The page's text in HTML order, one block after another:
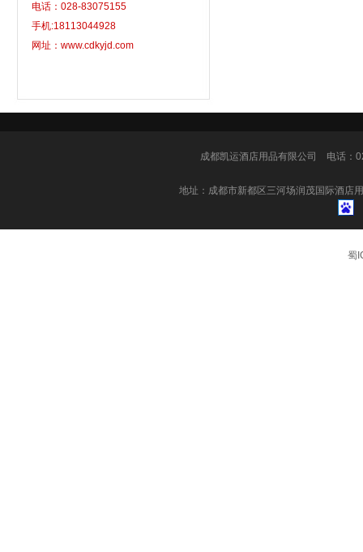
电话：028-83075155
手机:18113044928
网址：www.cdkyjd.com
成都凯运酒店用品有限公司 电话：
地址：成都市新都区三河场润茂国际酒店
蜀